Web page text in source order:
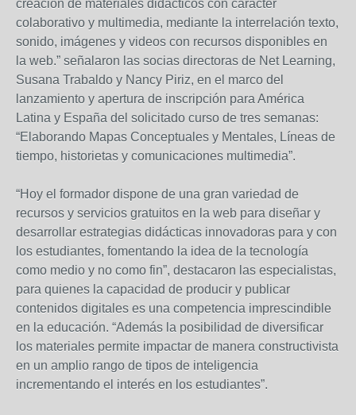
creación de materiales didácticos con carácter
colaborativo y multimedia, mediante la interrelación texto,
sonido, imágenes y videos con recursos disponibles en
la web.” señalaron las socias directoras de Net Learning,
Susana Trabaldo y Nancy Piriz, en el marco del
lanzamiento y apertura de inscripción para América
Latina y España del solicitado curso de tres semanas:
“Elaborando Mapas Conceptuales y Mentales, Líneas de
tiempo, historietas y comunicaciones multimedia”.
“Hoy el formador dispone de una gran variedad de
recursos y servicios gratuitos en la web para diseñar y
desarrollar estrategias didácticas innovadoras para y con
los estudiantes, fomentando la idea de la tecnología
como medio y no como fin”, destacaron las especialistas,
para quienes la capacidad de producir y publicar
contenidos digitales es una competencia imprescindible
en la educación. “Además la posibilidad de diversificar
los materiales permite impactar de manera constructivista
en un amplio rango de tipos de inteligencia
incrementando el interés en los estudiantes”.